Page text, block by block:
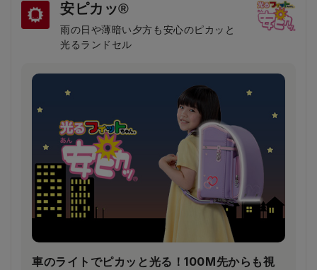
安ピカッ®
雨の日や薄暗い夕方も安心のピカッと
光るランドセル
車のライトでピカッと光る！100M先からも視